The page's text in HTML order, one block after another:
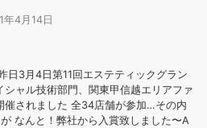
4月14日
日3月4日第11回エステティックグラン
シャル技術部門、関東甲信越エリアファ
催されました 全34店舗が参加…その内
なんと！弊社から入賞致しました〜A